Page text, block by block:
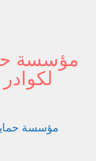
مؤسسة
مؤسسة